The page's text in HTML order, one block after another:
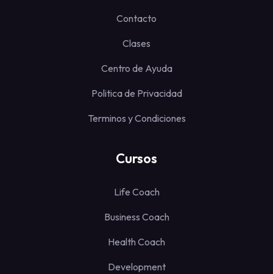
Contacto
Clases
Centro de Ayuda
Politica de Privacidad
Terminos y Condiciones
Cursos
Life Coach
Business Coach
Health Coach
Development